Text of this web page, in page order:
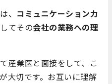
、 コミュニケーション力
てその会社の業務への理
産業医と面接をして、こ
大切です。お互いに理解